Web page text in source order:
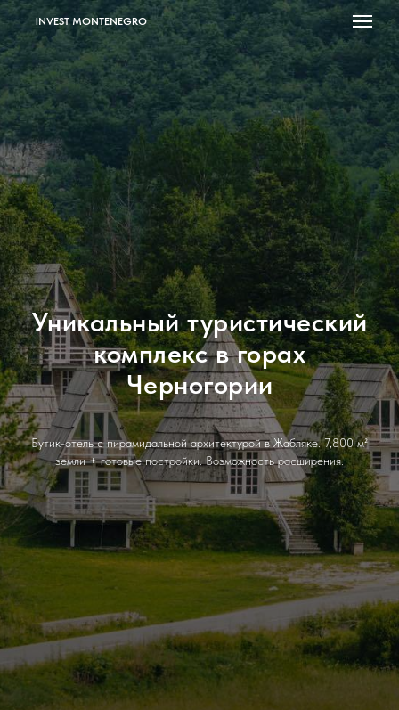
INVEST MONTENEGRO
Уникальный туристический
комплекс в горах
Черногории
Бутик-отель с пирамидальной архитектурой в Жабляке. 7,800 м²
земли + готовые постройки. Возможность расширения.